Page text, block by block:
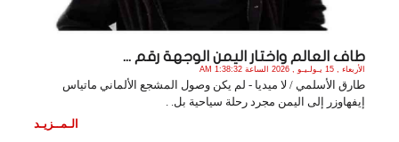
طاف العالم واختار اليمن الوجهة رقم ...
الأربعاء , 15 يـولـيـو , 2026 الساعة 1:38:32 AM
طارق الأسلمي / لا ميديا - لم يكن وصول المشجع الألماني ماتياس
إيفهاوزر إلى اليمن مجرد رحلة سياحية بل. .
الـمــزيـد